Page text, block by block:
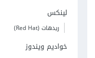
لينكس
ريدهات (Red Hat)
خواديم ويندوز